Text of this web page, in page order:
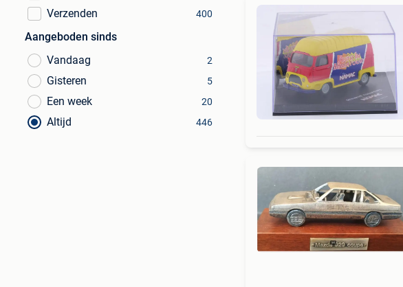
Verzenden 400
Aangeboden sinds
Vandaag
2
Gisteren 5
Een week 20
Altijd 446